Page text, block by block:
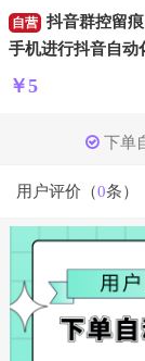
自营
抖音群控留
手机进行抖音自动
￥5
下单
用户评价（0条）